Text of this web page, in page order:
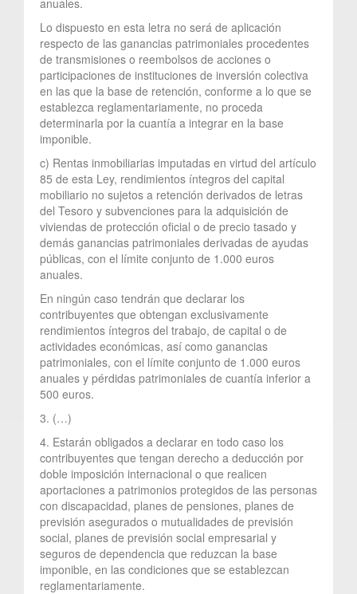
Lo dispuesto en esta letra no será de aplicación
respecto de las ganancias patrimoniales procedentes
de transmisiones o reembolsos de acciones o
participaciones de instituciones de inversión colectiva
en las que la base de retención, conforme a lo que se
establezca reglamentariamente, no proceda
determinarla por la cuantía a integrar en la base
imponible.
c) Rentas inmobiliarias imputadas en virtud del artículo
85 de esta Ley, rendimientos íntegros del capital
mobiliario no sujetos a retención derivados de letras
del Tesoro y subvenciones para la adquisición de
viviendas de protección oficial o de precio tasado y
demás ganancias patrimoniales derivadas de ayudas
públicas, con el límite conjunto de 1.000 euros
anuales.
En ningún caso tendrán que declarar los
contribuyentes que obtengan exclusivamente
rendimientos íntegros del trabajo, de capital o de
actividades económicas, así como ganancias
patrimoniales, con el límite conjunto de 1.000 euros
anuales y pérdidas patrimoniales de cuantía inferior a
500 euros.
3. (…)
4. Estarán obligados a declarar en todo caso los
contribuyentes que tengan derecho a deducción por
doble imposición internacional o que realicen
aportaciones a patrimonios protegidos de las personas
con discapacidad, planes de pensiones, planes de
previsión asegurados o mutualidades de previsión
social, planes de previsión social empresarial y
seguros de dependencia que reduzcan la base
imponible, en las condiciones que se establezcan
reglamentariamente.